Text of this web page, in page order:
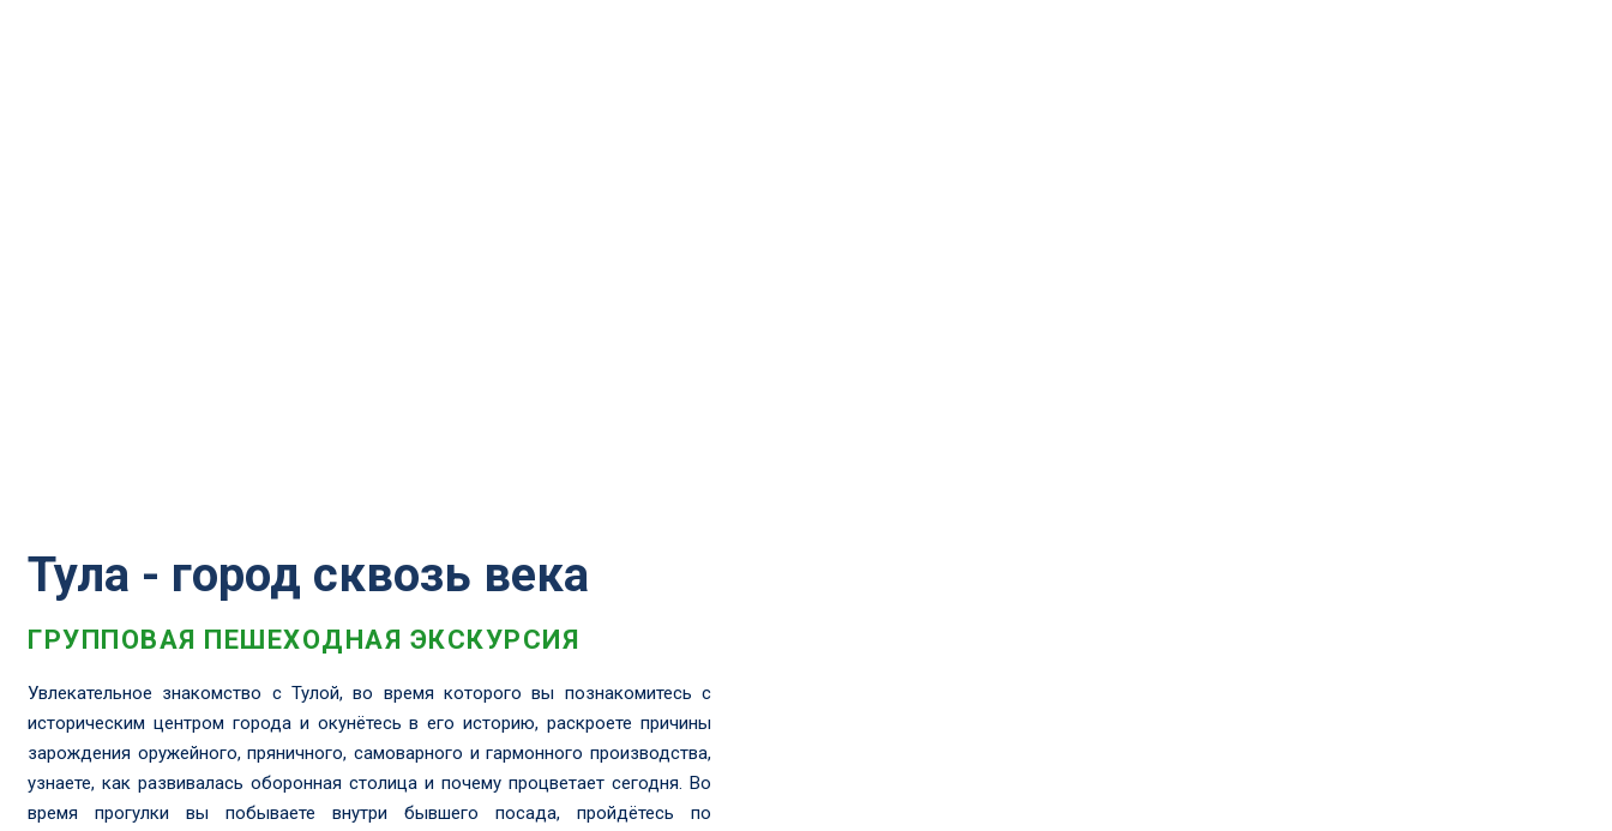
Тула - город сквозь века
ГРУППОВАЯ ПЕШЕХОДНАЯ ЭКСКУРСИЯ
Увлекательное знакомство с Тулой, во время которого вы познакомитесь с
историческим центром города и окунётесь в его историю, раскроете причины
зарождения оружейного, пряничного, самоварного и гармонного производства,
узнаете, как развивалась оборонная столица и почему процветает сегодня. Во
время прогулки вы побываете внутри бывшего посада, пройдётесь по